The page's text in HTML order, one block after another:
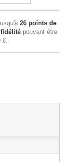
26 points de
pouvant être
€.